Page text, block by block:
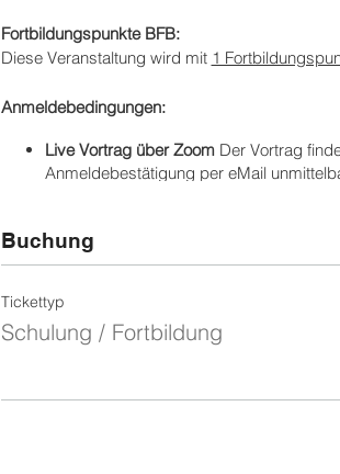
Fortbildungspunkte BFB:
Diese Veranstaltung wird mit 1
Anmeldebedingungen:
Live Vortrag über Zoom Der Vortrag
Anmeldebestätigung per eMail
Bezahlung
RechnungSie erhalten automatisch per
Wir behalten
erreicht werden. Ist dies der Fall,
Preis. Sollten Sie den Vortrag
PDF per eMail. Sollte der/die Dozent:in
Buchung
Tickettyp
Schulung / Fortbildung